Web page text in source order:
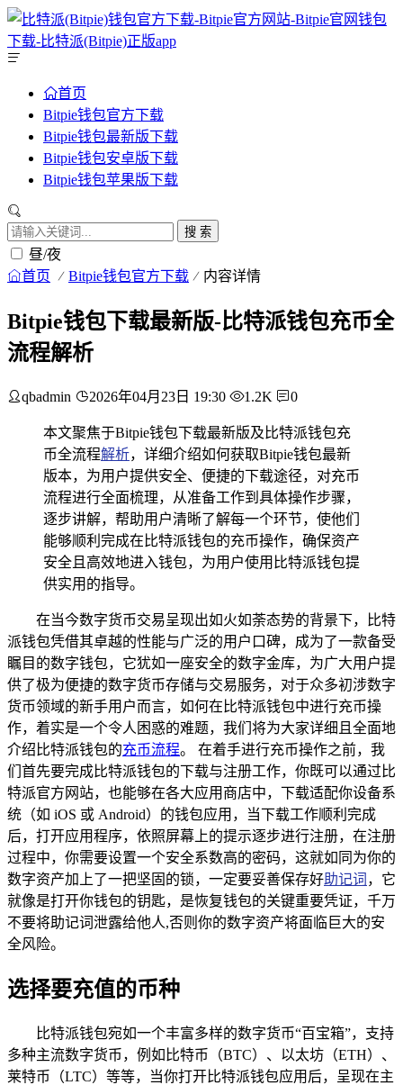
首页
Bitpie钱包官方下载
Bitpie钱包最新版下载
Bitpie钱包安卓版下载
Bitpie钱包苹果版下载
搜 索
昼/夜
首页 Bitpie钱包官方下载 内容详情
Bitpie钱包下载最新版-比特派钱包充币全
流程解析
qbadmin 2026年04月23日 19:30 1.2K 0
本文聚焦于Bitpie钱包下载最新版及比特派钱包充
币全流程解析，详细介绍如何获取Bitpie钱包最新
版本，为用户提供安全、便捷的下载途径，对充币
流程进行全面梳理，从准备工作到具体操作步骤，
逐步讲解，帮助用户清晰了解每一个环节，使他们
能够顺利完成在比特派钱包的充币操作，确保资产
安全且高效地进入钱包，为用户使用比特派钱包提
供实用的指导。
在当今数字货币交易呈现出如火如荼态势的背景下，比特
派钱包凭借其卓越的性能与广泛的用户口碑，成为了一款备受
瞩目的数字钱包，它犹如一座安全的数字金库，为广大用户提
供了极为便捷的数字货币存储与交易服务，对于众多初涉数字
货币领域的新手用户而言，如何在比特派钱包中进行充币操
作，着实是一个令人困惑的难题，我们将为大家详细且全面地
介绍比特派钱包的充币流程。 在着手进行充币操作之前，我
们首先要完成比特派钱包的下载与注册工作，你既可以通过比
特派官方网站，也能够在各大应用商店中，下载适配你设备系
统（如 iOS 或 Android）的钱包应用，当下载工作顺利完成
后，打开应用程序，依照屏幕上的提示逐步进行注册，在注册
过程中，你需要设置一个安全系数高的密码，这就如同为你的
数字资产加上了一把坚固的锁，一定要妥善保存好助记词 ，它
就像是打开你钱包的钥匙，是恢复钱包的关键重要凭证，千万
不要将助记词泄露给他人,否则你的数字资产将面临巨大的安
全风险。
选择要充值的币种
比特派钱包宛如一个丰富多样的数字货币“百宝箱”，支持
多种主流数字货币，例如比特币（BTC）、以太坊（ETH）、
莱特币（LTC）等等，当你打开比特派钱包应用后，呈现在主